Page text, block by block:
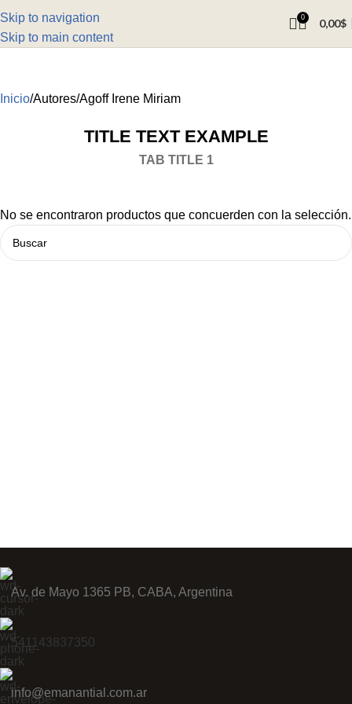
Skip to navigation
Skip to main content
0 0,00$
Inicio Autores Agoff Irene Miriam
TITLE TEXT EXAMPLE
TAB TITLE 1
No se encontraron productos que concuerden con la selección.
Av. de Mayo 1365 PB, CABA, Argentina
541143837350
info@emanantial.com.ar